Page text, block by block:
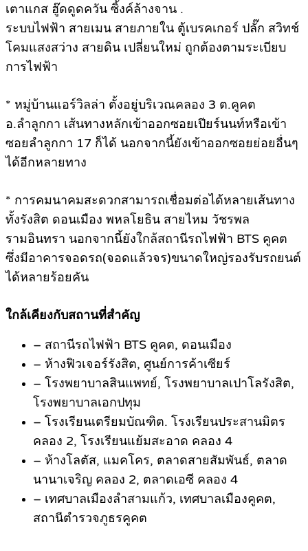
เตาแกส ฮู๊ดดูดควัน ซิ้งค์ล้างจาน .
ระบบไฟฟ้า สายเมน สายภายใน ตู้เบรคเกอร์ ปลั๊ก สวิทช์
โคมแสงสว่าง สายดิน เปลี่ยนใหม่ ถูกต้องตามระเบียบ
การไฟฟ้า
* หมู่บ้านแอร์วิลล่า ตั้งอยู่บริเวณคลอง 3 ต.คูคต
อ.ลำลูกกา เส้นทางหลักเข้าออกซอยเปียร์นนท์หรือเข้า
ซอยลำลูกกา 17 ก็ได้ นอกจากนี้ยังเข้าออกซอยย่อยอื่นๆ
ได้อีกหลายทาง
* การคมนาคมสะดวกสามารถเชื่อมต่อได้หลายเส้นทาง
ทั้งรังสิต ดอนเมือง พหลโยธิน สายไหม วัชรพล
รามอินทรา นอกจากนี้ยังใกล้สถานีรถไฟฟ้า BTS คูคต
ซึ่งมีอาคารจอดรถ(จอดแล้วจร)ขนาดใหญ่รองรับรถยนต์
ได้หลายร้อยคัน
ใกล้เคียงกับสถานที่สำคัญ
– สถานีรถไฟฟ้า BTS คูคต, ดอนเมือง
– ห้างฟิวเจอร์รังสิต, ศูนย์การค้าเซียร์
– โรงพยาบาลสินแพทย์, โรงพยาบาลเปาโลรังสิต,
โรงพยาบาลเอกปทุม
– โรงเรียนเตรียมบัณฑิต. โรงเรียนประสานมิตร
คลอง 2, โรงเรียนแย้มสะอาด คลอง 4
– ห้างโลตัส, แมคโคร, ตลาดสายสัมพันธ์, ตลาด
นานาเจริญ คลอง 2, ตลาดเอซี คลอง 4
– เทศบาลเมืองลำสามแก้ว, เทศบาลเมืองคูคต,
สถานีตำรวจภูธรคูคต